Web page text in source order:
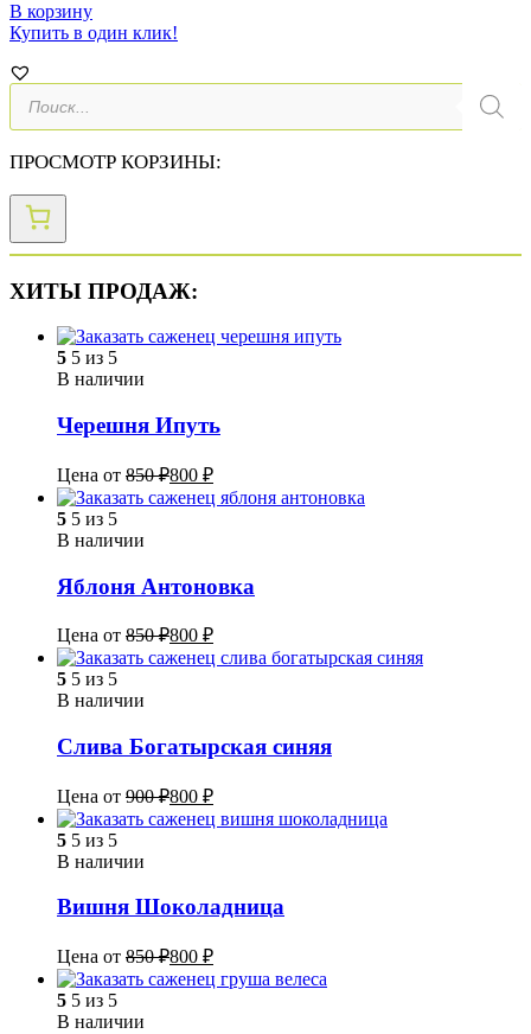
В корзину
Купить в один клик!
Поиск
товаров
ПРОСМОТР КОРЗИНЫ:
ХИТЫ ПРОДАЖ:
5 5 из 5
В наличии
Черешня Ипуть
Цена от 850₽800 ₽
5 5 из 5
В наличии
Яблоня Антоновка
Цена от 850₽800 ₽
5 5 из 5
В наличии
Слива Богатырская синяя
Цена от 900₽800 ₽
5 5 из 5
В наличии
Вишня Шоколадница
Цена от 850₽800 ₽
5 5 из 5
В наличии